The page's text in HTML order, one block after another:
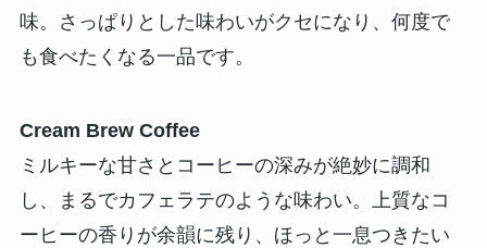
味。さっぱりとした味わいがクセになり、何度で
も食べたくなる一品です。
Cream Brew Coffee
ミルキーな甘さとコーヒーの深みが絶妙に調和
し、まるでカフェラテのような味わい。上質なコ
ーヒーの香りが余韻に残り、ほっと一息つきたい